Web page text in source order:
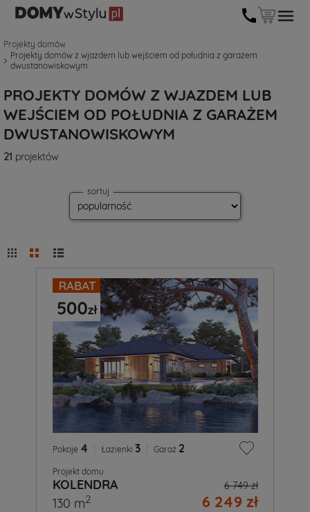
Projekty domów
Projekty domów z wjazdem lub wejściem od południa z garażem
dwustanowiskowym
PROJEKTY DOMÓW Z WJAZDEM LUB
WEJŚCIEM OD POŁUDNIA Z GARAŻEM
DWUSTANOWISKOWYM
21 projektów
sortuj
Pokoje 4 Łazienki 3 Garaż 2
Projekt domu
KOLENDRA 6 749 zł
6 249 zł
130 m2